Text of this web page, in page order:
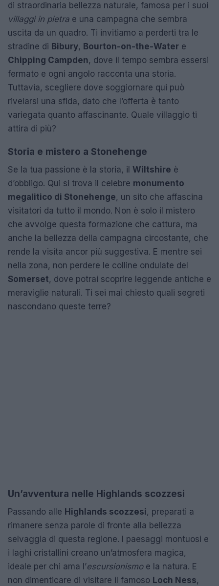
di straordinaria bellezza naturale, famosa per i suoi
villaggi in pietra e una campagna che sembra
uscita da un quadro. Ti invitiamo a perderti tra le
stradine di Bibury, Bourton-on-the-Water e
Chipping Campden, dove il tempo sembra essersi
fermato e ogni angolo racconta una storia.
Tuttavia, scegliere dove soggiornare qui può
rivelarsi una sfida, dato che l’offerta è tanto
variegata quanto affascinante. Quale villaggio ti
attira di più?
Storia e mistero a Stonehenge
Se la tua passione è la storia, il Wiltshire è
d’obbligo. Qui si trova il celebre monumento
megalitico di Stonehenge, un sito che affascina
visitatori da tutto il mondo. Non è solo il mistero
che avvolge questa formazione che cattura, ma
anche la bellezza della campagna circostante, che
rende la visita ancor più suggestiva. E mentre sei
nella zona, non perdere le colline ondulate del
Somerset, dove potrai scoprire leggende antiche e
meraviglie naturali. Ti sei mai chiesto quali segreti
nascondano queste terre?
Un’avventura nelle Highlands scozzesi
Passando alle Highlands scozzesi, preparati a
rimanere senza parole di fronte alla bellezza
selvaggia di questa regione. I paesaggi montuosi e
i laghi cristallini creano un’atmosfera magica,
ideale per chi ama l’escursionismoe la natura. E
non dimenticare di visitare il famoso Loch Ness,